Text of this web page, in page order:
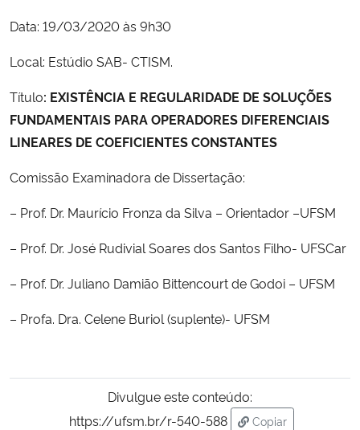
Ministério da Mulher, da Família e dos Direitos Humanos
Secretaria-Geral
Secretaria de Governo
Planalto
Data: 19/03/2020 às 9h30
Local: Estúdio SAB- CTISM.
Título: EXISTÊNCIA E REGULARIDADE DE SOLUÇÕES
FUNDAMENTAIS PARA OPERADORES DIFERENCIAIS
LINEARES DE COEFICIENTES CONSTANTES
Comissão Examinadora de Dissertação:
– Prof. Dr. Maurício Fronza da Silva – Orientador –UFSM
– Prof. Dr. José Rudivial Soares dos Santos Filho- UFSCar
– Prof. Dr. Juliano Damião Bittencourt de Godoi – UFSM
– Profa. Dra. Celene Buriol (suplente)- UFSM
Divulgue este conteúdo:
https://ufsm.br/r-540-588
Copiar